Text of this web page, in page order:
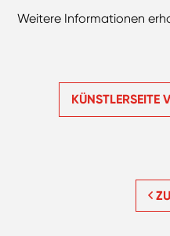
Weitere Informationen
KÜNSTLERSEITE